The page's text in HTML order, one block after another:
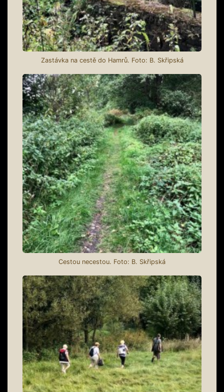
Zastávka na cestě do Hamrů. Foto: B. Skřipská
Cestou necestou. Foto: B. Skřipská